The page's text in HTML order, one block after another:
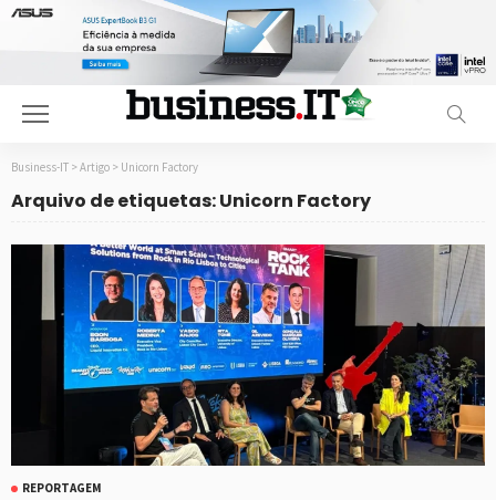
Business-IT > Artigo > Unicorn Factory
Arquivo de etiquetas: Unicorn Factory
REPORTAGEM